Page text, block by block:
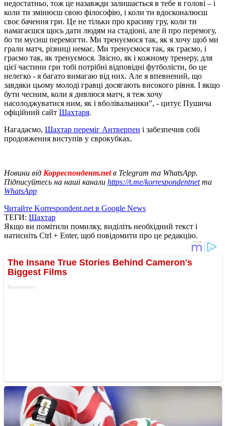
недостатньо, тож це назавжди залишається в тебе в голові – і
коли ти змінюєш свою філософію, і коли ти вдосконалюєш
своє бачення гри. Це не тільки про красиву гру, коли ти
намагаєшся щось дати людям на стадіоні, але й про перемогу,
бо ти мусиш перемогти. Ми тренуємося так, як я хочу щоб ми
грали матч, різниці немає. Ми тренуємося так, як граємо, і
граємо так, як тренуємося. Звісно, як і кожному тренеру, для
цієї частини гри тобі потрібні відповідні футболісти, бо це
нелегко - я багато вимагаю від них. Але я впевнений, що
завдяки цьому молоді гравці досягають високого рівня. І якщо
бути чесним, коли я дивлюся матч, я теж хочу
насолоджуватися ним, як і вболівальники", - цитує Пушича
офіційний сайт Шахтаря.
Нагадаємо, Шахтар переміг Антверпен і забезпечив собі
продовження виступів у єврокубках.
Новини від Корреспондент.netв Telegram та WhatsApp.
Підписуйтесь на наші канали https://t.me/korrespondentnetта
WhatsApp
Читайте Korrespondent.net в Google News
ТЕГИ: Шахтар
Якщо ви помітили помилку, виділіть необхідний текст і
натисніть Ctrl + Enter, щоб повідомити про це редакцію.